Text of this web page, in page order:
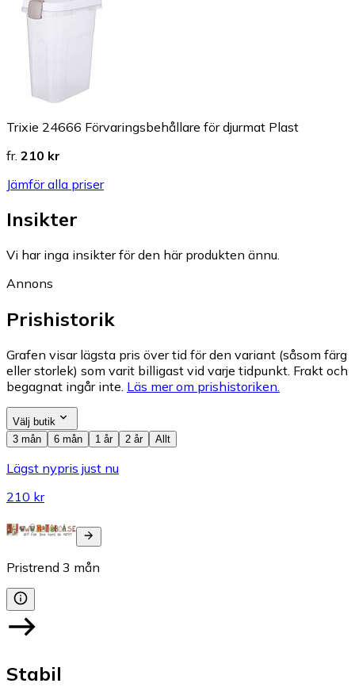
Trixie 24666 Förvaringsbehållare för djurmat Plast
fr. 210 kr
Jämför alla priser
Insikter
Vi har inga insikter för den här produkten ännu.
Annons
Prishistorik
Grafen visar lägsta pris över tid för den variant (såsom färg
eller storlek) som varit billigast vid varje tidpunkt. Frakt och
begagnat ingår inte. Läs mer om prishistoriken.
Välj butik
3 mån
6 mån 1 år 2 år Allt
Lägst nypris just nu
210 kr
Pristrend 3 mån
Stabil